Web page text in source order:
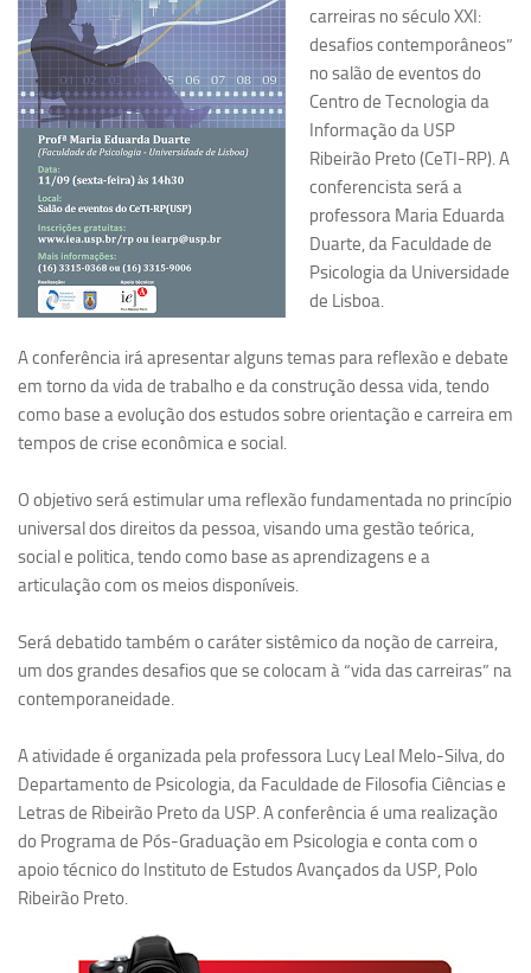
Carreira Docente de Impacto
Ciência, Arte, Educação e Sociedade: CienArtES
Grupo de Estudos Avançados em Tecnologia e Informação
em Saúde com foco em Populações Vulneráveis
(Confluencia)
Grupos de Pesquisa
Criminologia Experimental e Segurança Pública
Direito e Tecnologia (Tech Law)
Grupo de Pesquisa GPUBLIC – Centro de Estudos em Gestão
e Políticas Públicas Contemporâneas
Grupos de pesquisa encerrados
Ano Sabático
Daniel Domingues dos Santos
Programas Ano Sabático Encerrados
Cíntia Rosa Pereira de Lima
Evandro Eduardo Seron Ruiz
Geciane Silveira Porto
Maria Paula Costa Bertran
Professor Sênior
Polo Ribeirão Preto
carreiras no século XXI:
desafios contemporâneos”
no salão de eventos do
Centro de Tecnologia da
Informação da USP
Ribeirão Preto (CeTI-RP). A
conferencista será a
professora Maria Eduarda
Duarte, da Faculdade de
Psicologia da Universidade
de Lisboa.
A conferência irá apresentar alguns temas para reflexão e debate
em torno da vida de trabalho e da construção dessa vida, tendo
como base a evolução dos estudos sobre orientação e carreira em
tempos de crise econômica e social.
O objetivo será estimular uma reflexão fundamentada no princípio
universal dos direitos da pessoa, visando uma gestão teórica,
social e politica, tendo como base as aprendizagens e a
articulação com os meios disponíveis.
Será debatido também o caráter sistêmico da noção de carreira,
um dos grandes desafios que se colocam à “vida das carreiras” na
contemporaneidade.
A atividade é organizada pela professora Lucy Leal Melo-Silva, do
Departamento de Psicologia, da Faculdade de Filosofia Ciências e
Letras de Ribeirão Preto da USP. A conferência é uma realização
do Programa de Pós-Graduação em Psicologia e conta com o
apoio técnico do Instituto de Estudos Avançados da USP, Polo
Ribeirão Preto.